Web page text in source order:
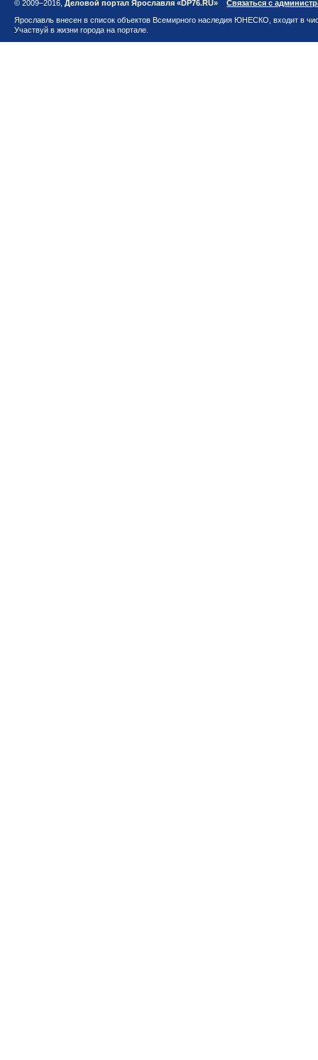
© 2009–2016, Деловой портал Ярославля «DP76.RU»
Связаться с
Ярославль внесен в список объектов Всемирного наследия ЮНЕСКО, входит в
Участвуй в жизни города на портале.